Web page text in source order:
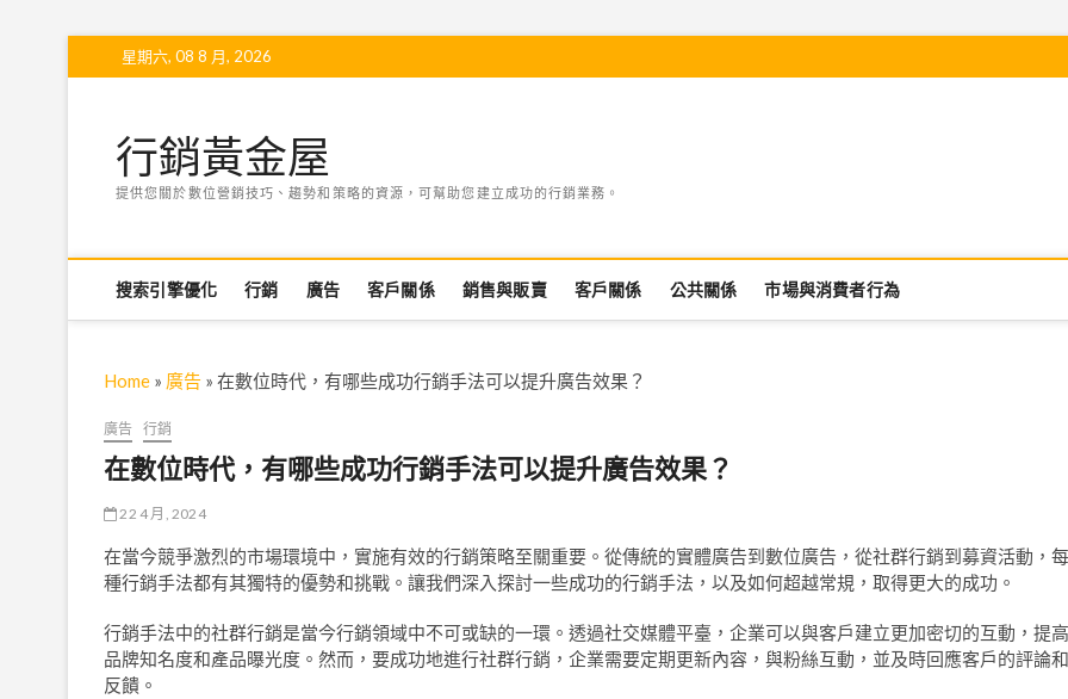
to
星期六, 08 8 月, 2026
行銷黃金屋
提供您關於數位營銷技巧、趨勢和策略的資源，可幫助您建立成功的行銷業務。
搜索引擎優化 行銷 廣告 客戶關係 銷售與販賣 客戶關係 公共關係 市場與消費者行為
Home » 廣告 » 在數位時代，有哪些成功行銷手法可以提升廣告效果？
廣告 行銷
在數位時代，有哪些成功行銷手法可以提升廣告效果？
22 4 月, 2024
在當今競爭激烈的市場環境中，實施有效的行銷策略至關重要。從傳統的實體廣告到數位廣告，從社群行銷到募資活動，每
種行銷手法都有其獨特的優勢和挑戰。讓我們深入探討一些成功的行銷手法，以及如何超越常規，取得更大的成功。
行銷手法中的社群行銷是當今行銷領域中不可或缺的一環。透過社交媒體平臺，企業可以與客戶建立更加密切的互動，提高
品牌知名度和產品曝光度。然而，要成功地進行社群行銷，企業需要定期更新內容，與粉絲互動，並及時回應客戶的評論和
反饋。